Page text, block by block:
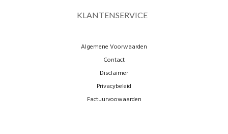
KLANTENSERVICE
Algemene Voorwaarden
Contact
Disclaimer
Privacybeleid
Factuurvoowaarden